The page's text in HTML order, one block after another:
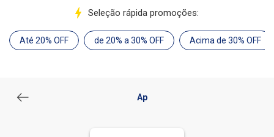
Seleção rápida promoções:
Até 20% OFF de 20% a 30% OFF Acima de 30% OFF
Ap